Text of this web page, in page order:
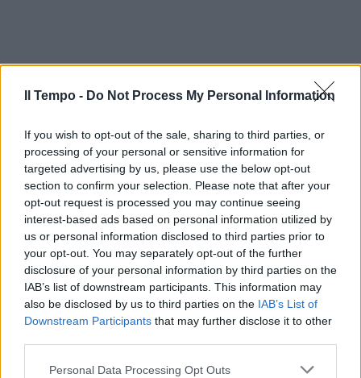
Il Tempo - Do Not Process My Personal Information
If you wish to opt-out of the sale, sharing to third parties, or
processing of your personal or sensitive information for
targeted advertising by us, please use the below opt-out
section to confirm your selection. Please note that after your
opt-out request is processed you may continue seeing
interest-based ads based on personal information utilized by
us or personal information disclosed to third parties prior to
your opt-out. You may separately opt-out of the further
disclosure of your personal information by third parties on the
IAB’s list of downstream participants. This information may
also be disclosed by us to third parties on the IAB’s List of
Downstream Participants that may further disclose it to other
Personal Data Processing Opt Outs